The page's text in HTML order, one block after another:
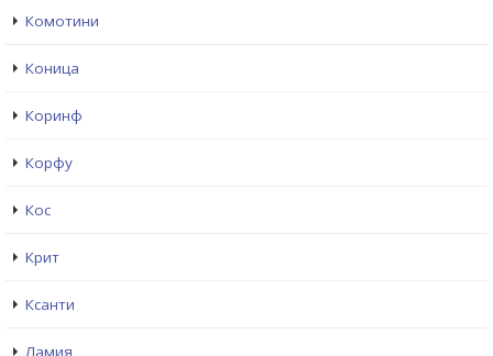
Комотини
Коница
Коринф
Корфу
Кос
Крит
Ксанти
Ламия